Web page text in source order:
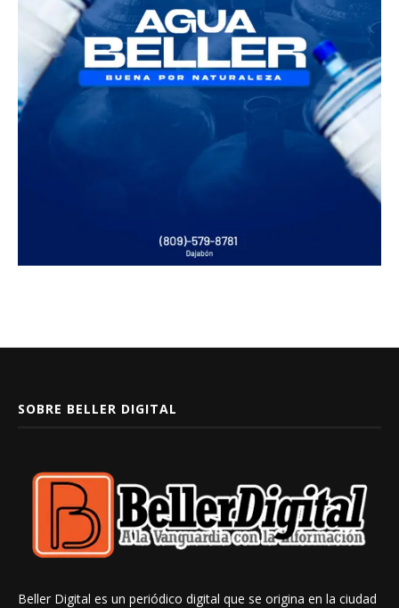
SOBRE BELLER DIGITAL
Beller Digital es un periódico digital que se origina en la ciudad